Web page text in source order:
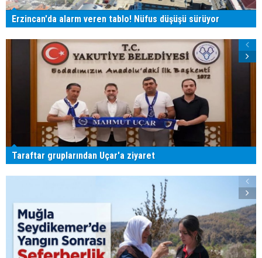
Erzincan'da alarm veren tablo! Nüfus düşüşü sürüyor
Taraftar gruplarından Uçar'a ziyaret